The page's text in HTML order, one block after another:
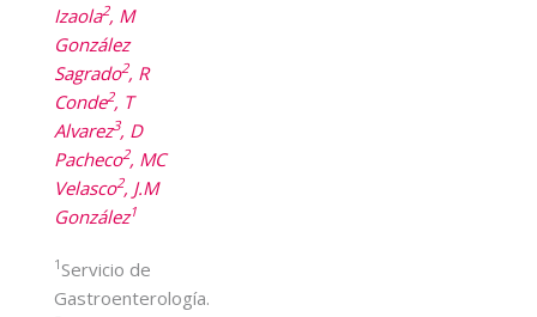
Izaola2, M
González
Sagrado2, R
Conde2, T
Alvarez3, D
Pacheco2, MC
Velasco2, J.M
González1
1 Servicio de
Gastroenterología.